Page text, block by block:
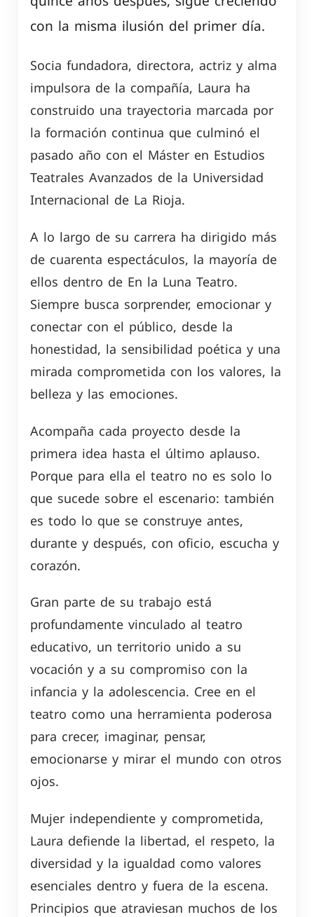
con la misma ilusión del primer día.
Socia fundadora, directora, actriz y alma
impulsora de la compañía, Laura ha
construido una trayectoria marcada por
la formación continua que culminó el
pasado año con el Máster en Estudios
Teatrales Avanzados de la Universidad
Internacional de La Rioja.
A lo largo de su carrera ha dirigido más
de cuarenta espectáculos, la mayoría de
ellos dentro de En la Luna Teatro.
Siempre busca sorprender, emocionar y
conectar con el público, desde la
honestidad, la sensibilidad poética y una
mirada comprometida con los valores, la
belleza y las emociones.
Acompaña cada proyecto desde la
primera idea hasta el último aplauso.
Porque para ella el teatro no es solo lo
que sucede sobre el escenario: también
es todo lo que se construye antes,
durante y después, con oficio, escucha y
corazón.
Gran parte de su trabajo está
profundamente vinculado al teatro
educativo, un territorio unido a su
vocación y a su compromiso con la
infancia y la adolescencia. Cree en el
teatro como una herramienta poderosa
para crecer, imaginar, pensar,
emocionarse y mirar el mundo con otros
ojos.
Mujer independiente y comprometida,
Laura defiende la libertad, el respeto, la
diversidad y la igualdad como valores
esenciales dentro y fuera de la escena.
Principios que atraviesan muchos de los